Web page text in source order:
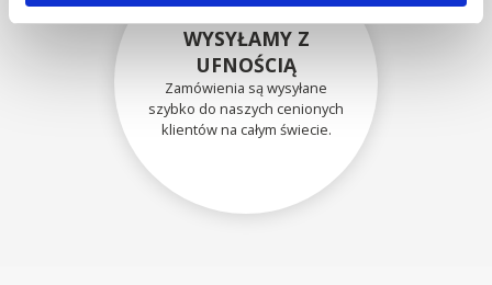
WYSYŁAMY Z
UFNOŚCIĄ
Zamówienia są wysyłane
szybko do naszych cenionych
klientów na całym świecie.